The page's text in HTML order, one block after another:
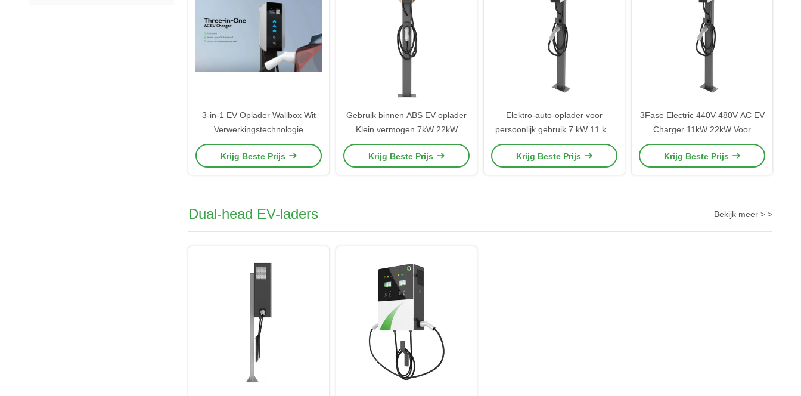
3-in-1 EV Oplader Wallbox Wit
Verwerkingstechnologie
Corrosiebestendige Behandeling
RFID APP Betalingsfunctie Type
Krijg Beste Prijs
Gebruik binnen ABS EV-oplader
Klein vermogen 7kW 22kW
Aanpasbare kleur IP65 Wit Zwart
Geel oplaadstapel
Krijg Beste Prijs
Elektro-auto-oplader voor
persoonlijk gebruik 7 kW 11 kW
Elektro-auto-oplader met RFID-
kaart Start
Krijg Beste Prijs
3Fase Electric 440V-480V AC EV
Charger 11kW 22kW Voor
huishoudelijk of commercieel
gebruik
Krijg Beste Prijs
Dual-head EV-laders Bekijk meer > >